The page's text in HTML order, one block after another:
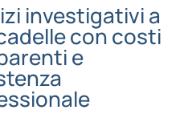
investigativi a
con costi
e